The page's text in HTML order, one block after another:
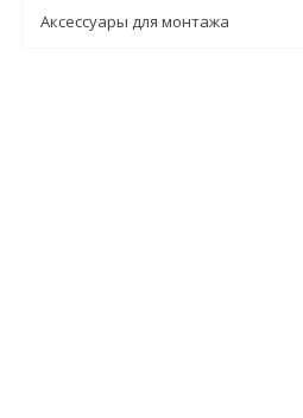
Аксессуары для монтажа